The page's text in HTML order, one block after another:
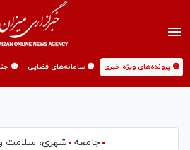
🟡 پرونده‌های ویژه خبری 🟡 سامانه‌های قضایی 🟡
جامعه
شهری،‌ سلامت